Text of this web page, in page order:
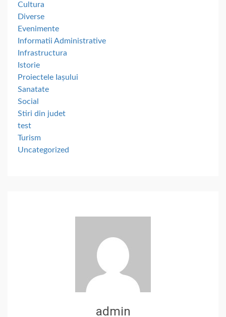
Cultura
Diverse
Evenimente
Informatii Administrative
Infrastructura
Istorie
Proiectele Iașului
Sanatate
Social
Stiri din judet
test
Turism
Uncategorized
admin